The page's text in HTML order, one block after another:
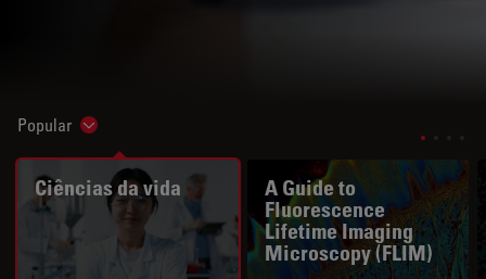
Popular Show subnavigation
Ciências da vida
A Guide to
Fluorescence
Lifetime Imaging
Microscopy (FLIM)